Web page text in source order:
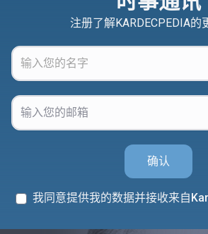
注册了解KARDECPEDIA的
确认
我同意提供我的数据并接收来自